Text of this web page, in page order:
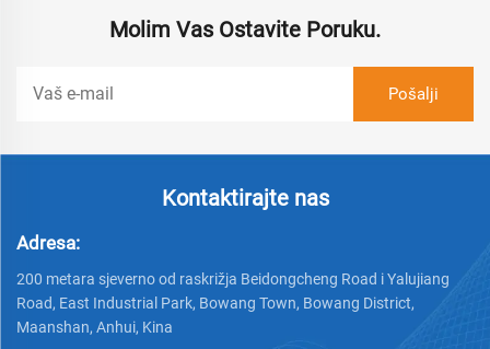
Molim Vas Ostavite Poruku.
Kontaktirajte nas
Adresa:
200 metara sjeverno od raskrižja Beidongcheng Road i Yalujiang
Road, East Industrial Park, Bowang Town, Bowang District,
Maanshan, Anhui, Kina